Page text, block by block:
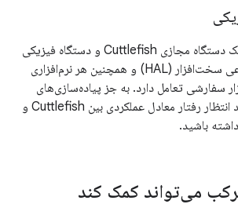
تفاوت‌های اصلی بین یک دستگاه مجازی Cuttlefish و دستگاه فیزیکی
شما در سطح لایه انتزاعی سخت‌افزار (HAL) و همچنین هر نرم‌افزاری
سفارشی تعامل دارد. به جز پیاده‌سازی‌های
خاص سخت‌افزاری، باید انتظار رفتار معادل عملکردی بین Cuttlefish و
باشید.
می‌تواند کمک کند